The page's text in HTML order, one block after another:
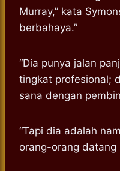
Murray,” kata
berbahaya.”
“Dia punya jalan
tingkat profesional;
sana dengan
“Tapi dia adalah
orang-orang datang